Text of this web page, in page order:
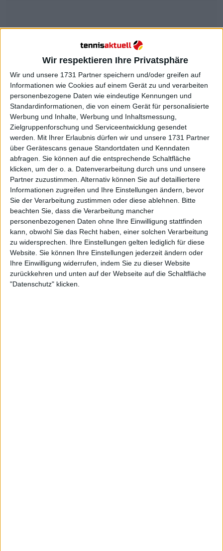
Wir respektieren Ihre Privatsphäre
Wir und unsere 1731 Partner speichern und/oder greifen auf
Informationen wie Cookies auf einem Gerät zu und verarbeiten
personenbezogene Daten wie eindeutige Kennungen und
Standardinformationen, die von einem Gerät für personalisierte
Werbung und Inhalte, Werbung und Inhaltsmessung,
Zielgruppenforschung und Serviceentwicklung gesendet
werden.
Mit Ihrer Erlaubnis dürfen wir und unsere 1731 Partner
über Gerätescans genaue Standortdaten und Kenndaten
abfragen. Sie können auf die entsprechende Schaltfläche
klicken, um der o. a. Datenverarbeitung durch uns und unsere
Partner zuzustimmen. Alternativ können Sie auf detailliertere
Informationen zugreifen und Ihre Einstellungen ändern, bevor
Sie der Verarbeitung zustimmen oder diese ablehnen.
Bitte
beachten Sie, dass die Verarbeitung mancher
personenbezogenen Daten ohne Ihre Einwilligung stattfinden
kann, obwohl Sie das Recht haben, einer solchen Verarbeitung
zu widersprechen. Ihre Einstellungen gelten lediglich für diese
Website. Sie können Ihre Einstellungen jederzeit ändern oder
Ihre Einwilligung widerrufen, indem Sie zu dieser Website
zurückkehren und unten auf der Webseite auf die Schaltfläche
"Datenschutz" klicken.
Weiterlesen
Auslosung der Frauen 2024
Canadian Open mit Aryna
Sabalenka, Coco Gauff, Jessica
Pegula, Bianca Andreescu und
Leylah Fernandez
Abwesenheiten
Wie wir bereits erwähnt haben, werden einige
namhafte Spielerinnen dieses Turnier auslassen.
Dazu gehört vor allem die Nummer eins der Welt,
Iga Swiatek, die vor einem Tag in Paris gegen Anna-
Karolina Schmiedlova um die Bronzemedaille
kämpfte. Swiatek zog sich vor einigen Tagen aus
Kanada zurück, als klar wurde, dass ihr Aufenthalt in
Paris länger dauern würde, und es machte wenig
Sinn, sich zu beeilen, um in Toronto zu spielen. Sie